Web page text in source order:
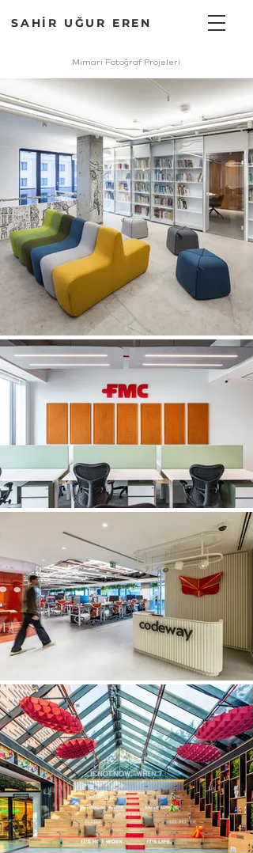
SAHİR UĞUR EREN
Mimari Fotoğraf Projeleri